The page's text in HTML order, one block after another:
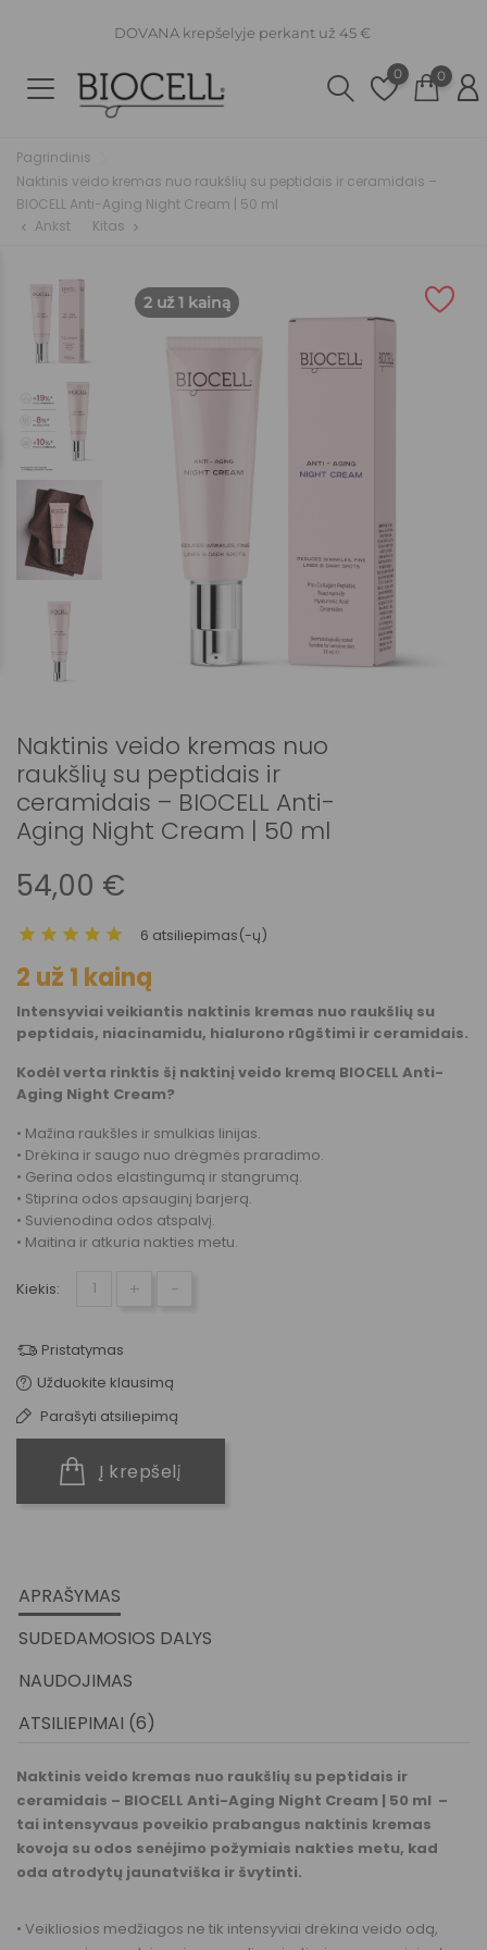
DOVANA krepšelyje perkant už 45 €
0 0
Pagrindinis
Naktinis veido kremas nuo raukšlių su peptidais ir ceramidais –
BIOCELL Anti-Aging Night Cream | 50 ml
chevron_left Ankst Kitas chevron_right
2 už 1 kainą
Naktinis veido kremas nuo
raukšlių su peptidais ir
ceramidais – BIOCELL Anti-
Aging Night Cream | 50 ml
54,00 €
6 atsiliepimas(-ų)
2 už 1 kainą
Intensyviai veikiantis naktinis kremas nuo raukšlių su
peptidais, niacinamidu, hialurono rūgštimi ir ceramidais.
Kodėl verta rinktis šį naktinį veido kremą BIOCELL Anti-
Aging Night Cream?
• Mažina raukšles ir smulkias linijas.
• Drėkina ir saugo nuo drėgmės praradimo.
• Gerina odos elastingumą ir stangrumą.
• Stiprina odos apsauginį barjerą.
• Suvienodina odos atspalvį.
• Maitina ir atkuria nakties metu.
Kiekis: + -
Pristatymas
Užduokite klausimą
Parašyti atsiliepimą
Į krepšelį
APRAŠYMAS
SUDEDAMOSIOS DALYS
NAUDOJIMAS
ATSILIEPIMAI (6)
Naktinis veido kremas nuo raukšlių su peptidais ir
ceramidais – BIOCELL Anti-Aging Night Cream | 50 ml –
tai intensyvaus poveikio prabangus naktinis kremas
kovoja su odos senėjimo požymiais nakties metu, kad
oda atrodytų jaunatviška ir švytinti.
• Veikliosios medžiagos ne tik intensyviai drėkina veido odą,